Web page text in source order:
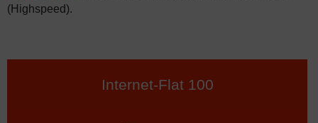
(Highspeed).
Internet-Flat 100